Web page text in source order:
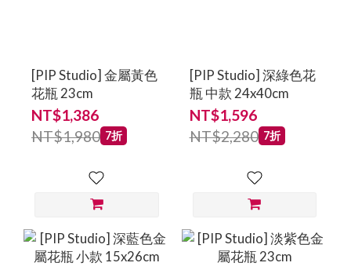
[PIP Studio] 金屬黃色
花瓶 23cm
NT$1,386
NT$1,980 7折
[PIP Studio] 深綠色花
瓶 中款 24x40cm
NT$1,596
NT$2,280 7折